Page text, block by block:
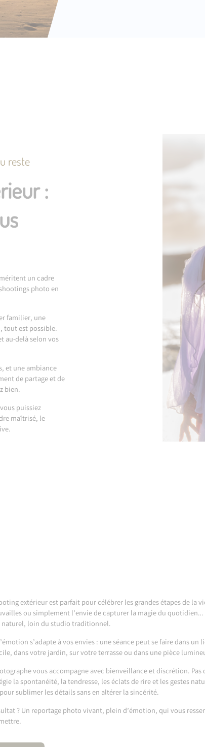
reste
:
un cadre
photo en
familier, une
tout est possible.
au-delà selon vos
et une ambiance
de partage et de
bien.
puissiez
maîtrisé, le
extérieur est parfait pour célébrer les grandes étapes de la
ou simplement l’envie de capturer la magie du
naturel, loin du studio traditionnel.
s’adapte à vos envies : une séance peut se faire dans
dans votre jardin, sur votre terrasse ou dans une pièce
vous accompagne avec bienveillance et discrétion. Pas
la spontanéité, la tendresse, les éclats de rire et les gestes
sublimer les détails sans en altérer la sincérité.
? Un reportage photo vivant, plein d’émotion, qui vous